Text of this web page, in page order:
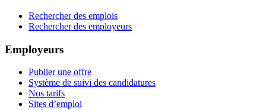
Rechercher des emplois
Rechercher des employeurs
Employeurs
Publier une offre
Système de suivi des candidatures
Nos tarifs
Sites d’emploi